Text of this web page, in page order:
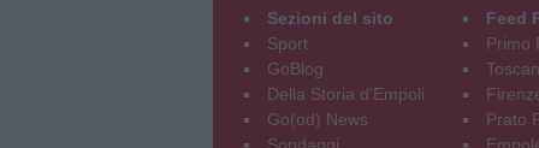
Sezioni del sito
Sport
GoBlog
Della Storia d'Empoli
Go(od) News
Feed
Primo
Prato